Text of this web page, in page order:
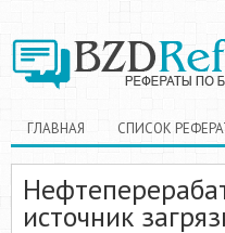
ГЛАВНАЯ СПИСОК
источник